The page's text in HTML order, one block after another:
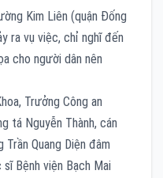
Kim Liên (quận Đống
ra vụ việc, chỉ nghĩ đến
cho người dân nên
Trưởng Công an
tá Nguyễn Thành, cán
Quang Diện đâm
Bệnh viện Bạch Mai